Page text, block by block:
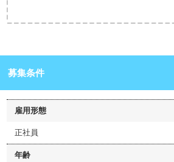
募集条件
雇用形態
正社員
年齢